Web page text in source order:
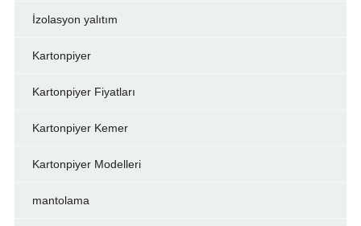
İzolasyon yalıtım
Kartonpiyer
Kartonpiyer Fiyatları
Kartonpiyer Kemer
Kartonpiyer Modelleri
mantolama